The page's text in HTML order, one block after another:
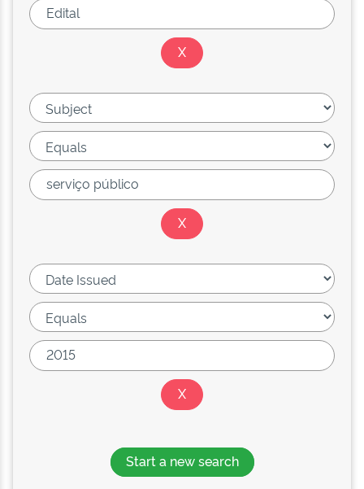
Start a new search